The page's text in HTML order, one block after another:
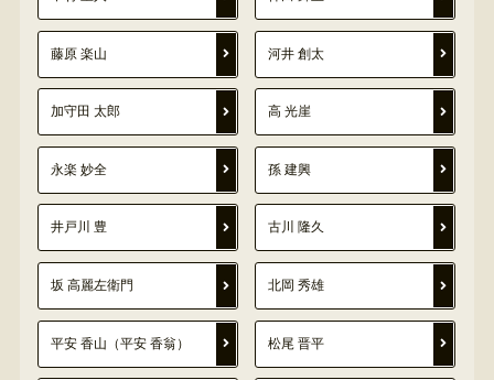
藤原 楽山 河井 創太
加守田 太郎 高 光崖
永楽 妙全 孫 建興
井戸川 豊 古川 隆久
坂 高麗左衛門 北岡 秀雄
平安 香山（平安 香翁） 松尾 晋平